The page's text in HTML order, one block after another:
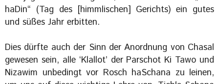
haDin“ (Tag des [himmlischen] Gerichts) ein gutes
und süßes Jahr erbitten.
Dies dürfte auch der Sinn der Anordnung von Chasal
gewesen sein, alle ‘Klallot’ der Parschot Ki Tawo und
Nizawim unbedingt vor Rosch haSchana zu leinen,